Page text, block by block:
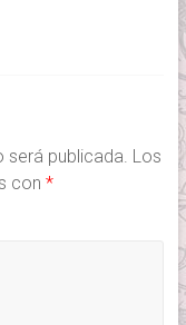
será publicada. Los
con *